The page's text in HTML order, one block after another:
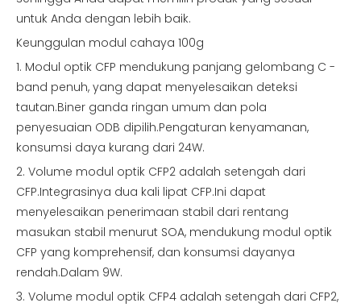
untuk Anda dengan lebih baik.
Keunggulan modul cahaya 100g
1. Modul optik CFP mendukung panjang gelombang C -
band penuh, yang dapat menyelesaikan deteksi
tautan.Biner ganda ringan umum dan pola
penyesuaian ODB dipilih.Pengaturan kenyamanan,
konsumsi daya kurang dari 24W.
2. Volume modul optik CFP2 adalah setengah dari
CFP.Integrasinya dua kali lipat CFP.Ini dapat
menyelesaikan penerimaan stabil dari rentang
masukan stabil menurut SOA, mendukung modul optik
CFP yang komprehensif, dan konsumsi dayanya
rendah.Dalam 9W.
3. Volume modul optik CFP4 adalah setengah dari CFP2,